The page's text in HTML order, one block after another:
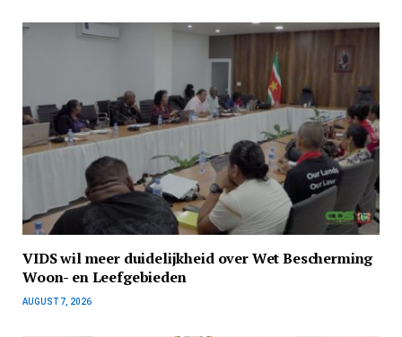
VIDS wil meer duidelijkheid over Wet Bescherming
Woon- en Leefgebieden
AUGUST 7, 2026